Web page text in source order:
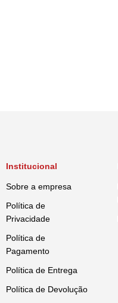
Institucional
Sobre a empresa
Política de
Privacidade
Política de
Pagamento
Política de Entrega
Política de Devolução